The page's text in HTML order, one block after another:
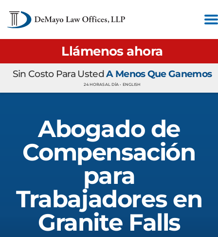
Llámenos ahora
Sin Costo Para UstedA Menos Que Ganemos
24 HORAS AL DÍA • ENGLISH
Abogado de
Compensación
para
Trabajadores en
Granite Falls